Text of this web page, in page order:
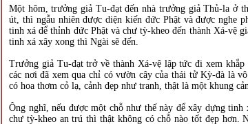
Một hôm, trưởng giả Tu-đạt đến nhà trưởng giả Thủ-la ở
út, thì ngẫu nhiên được diện kiến đức Phật và được nghe
tinh xá để thỉnh đức Phật và chư tỳ-kheo đến thành Xá-vệ
tinh xá xây xong thì Ngài sẽ đến.
Trưởng giả Tu-đạt trở về thành Xá-vệ lập tức đi xem
các nơi đã xem qua chỉ có vườn cây của thái tử Kỳ-đà là
có hoa thơm cỏ lạ, cảnh đẹp như tranh, thật là một khung
Ông nghĩ, nếu được một chỗ như thế này để xây dựng
chư tỳ-kheo an trú thì thật không có chỗ nào tốt đẹp hơn.